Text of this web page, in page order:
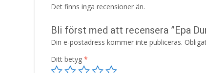
Det finns inga recensioner än.
Bli först med att recensera ”Epa
Din e-postadress kommer inte publiceras.
Ditt betyg *